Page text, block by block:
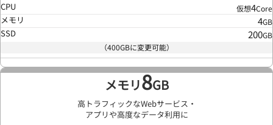
CPU 仮想4Core
メモリ 4GB
SSD 200GB
（400GBに変更可能）
メモリ8GB
高トラフィックなWebサービス・
アプリや高度なデータ利用に